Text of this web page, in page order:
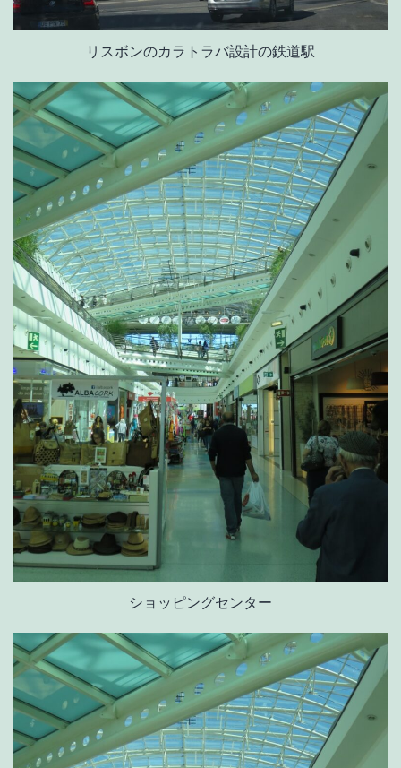
リスボンのカラトラバ設計の鉄道駅
ショッピングセンター